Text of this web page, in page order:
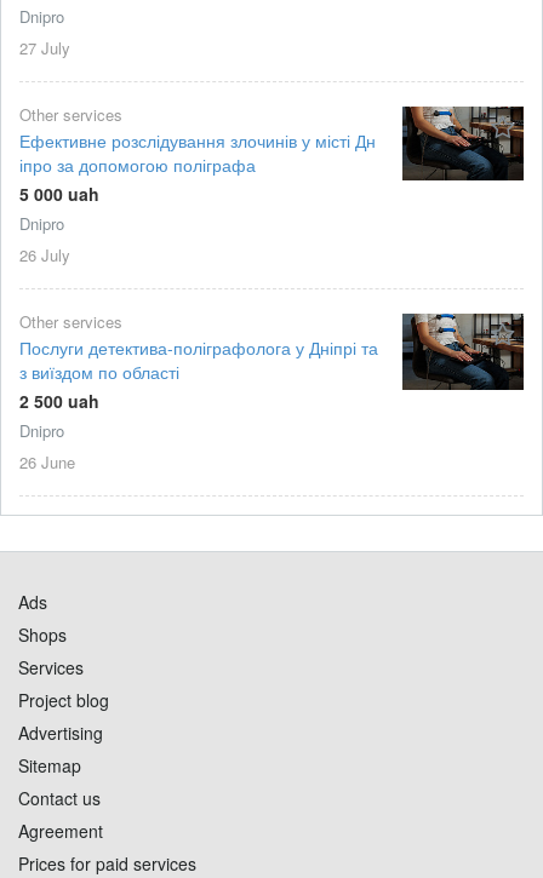
Dnipro
27 July
Other services
Ефективне розслідування злочинів у місті Дн
іпро за допомогою поліграфа
5 000 uah
Dnipro
26 July
Other services
Послуги детектива-поліграфолога у Дніпрі та
з виїздом по області
2 500 uah
Dnipro
26 June
Ads
Shops
Services
Project blog
Advertising
Sitemap
Contact us
Agreement
Prices for paid services